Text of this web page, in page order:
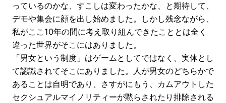
っているのかな、すこしは変わったかな、と期待して、
デモや集会に顔を出し始めました。しかし残念ながら、
私がここ10年の間に考え取り組んできたこととは全く
違った世界がそこにはありました。
「男女という制度」はゲームとしてではなく、実体とし
て認識されてそこにありました。人が男女のどちらかで
あることは自明であり、さすがにもう、カムアウトした
セクシュアルマイノリティーが黙らされたり排除される